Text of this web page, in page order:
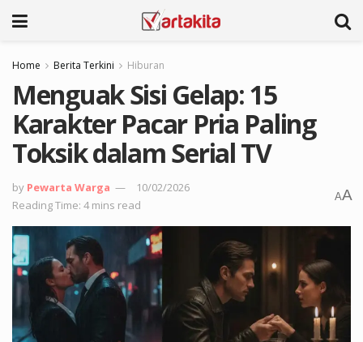
Home Berita Terkini Hiburan
Menguak Sisi Gelap: 15
Karakter Pacar Pria Paling
Toksik dalam Serial TV
by Pewarta Warga
10/02/2026
Reading Time: 4 mins read
AA